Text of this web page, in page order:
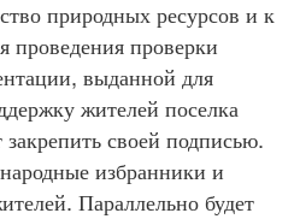
природных ресурсов и к
проведения проверки
, выданной для
жителей поселка
закрепить своей подписью.
народные избранники и
. Параллельно будет